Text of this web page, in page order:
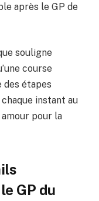
après le GP de
souligne
course
des étapes
chaque instant au
pour la
GP du